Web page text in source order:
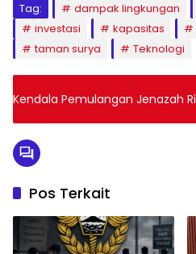
Tag: dampak lingkungan
investasi
kapasitas
taman surya
Teknologi
Kendala Pemulangan Jenazah
Pos Terkait